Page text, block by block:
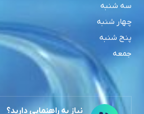
سه شنبه
چهار شنبه
پنج شنبه
جمعه
نیاز به راهنمایی دارید؟